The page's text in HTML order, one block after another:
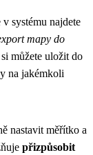
systému najdete
mapy do
můžete uložit do
na jakémkoli
nastavit měřítko a
přizpůsobit